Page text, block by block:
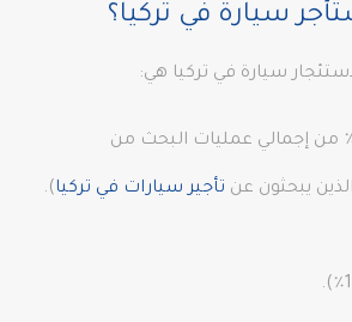
سيارة في تركيا؟
سيارة في تركيا هي:
(48٪ من إجمالي عمليات البحث من
يبحثون عن تأجير سيارات في تركيا).